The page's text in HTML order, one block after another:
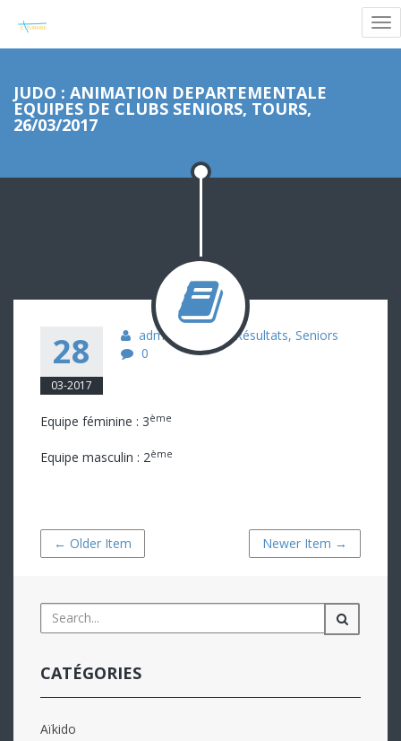
JUDO : ANIMATION DEPARTEMENTALE
EQUIPES DE CLUBS SENIORS, TOURS,
26/03/2017
28
03-2017
admin ,Résultats, Seniors
0
Equipe féminine : 3ème
Equipe masculin : 2ème
← Older Item Newer Item →
CATÉGORIES
Aïkido